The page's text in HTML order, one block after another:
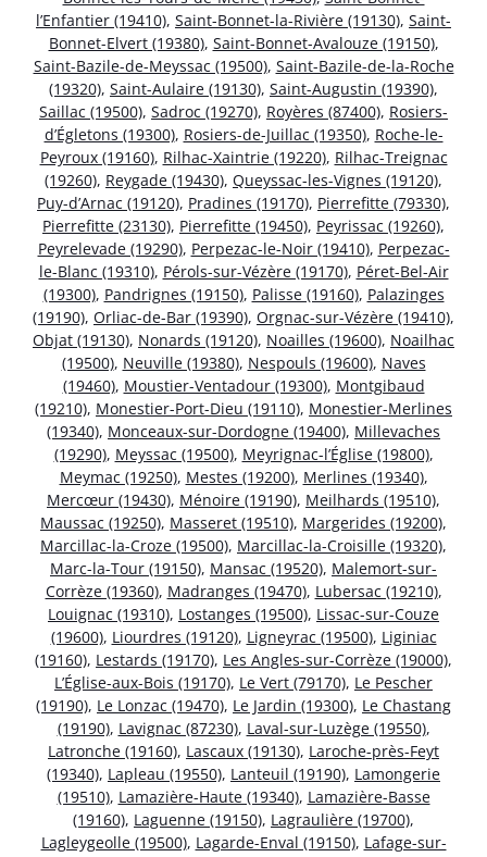
l’Enfantier (19410), Saint-Bonnet-la-Rivière (19130), Saint-
Bonnet-Elvert (19380), Saint-Bonnet-Avalouze (19150),
Saint-Bazile-de-Meyssac (19500), Saint-Bazile-de-la-Roche
(19320), Saint-Aulaire (19130), Saint-Augustin (19390),
Saillac (19500), Sadroc (19270), Royères (87400), Rosiers-
d’Égletons (19300), Rosiers-de-Juillac (19350), Roche-le-
Peyroux (19160), Rilhac-Xaintrie (19220), Rilhac-Treignac
(19260), Reygade (19430), Queyssac-les-Vignes (19120),
Puy-d’Arnac (19120), Pradines (19170), Pierrefitte (79330),
Pierrefitte (23130), Pierrefitte (19450), Peyrissac (19260),
Peyrelevade (19290), Perpezac-le-Noir (19410), Perpezac-
le-Blanc (19310), Pérols-sur-Vézère (19170), Péret-Bel-Air
(19300), Pandrignes (19150), Palisse (19160), Palazinges
(19190), Orliac-de-Bar (19390), Orgnac-sur-Vézère (19410),
Objat (19130), Nonards (19120), Noailles (19600), Noailhac
(19500), Neuville (19380), Nespouls (19600), Naves
(19460), Moustier-Ventadour (19300), Montgibaud
(19210), Monestier-Port-Dieu (19110), Monestier-Merlines
(19340), Monceaux-sur-Dordogne (19400), Millevaches
(19290), Meyssac (19500), Meyrignac-l’Église (19800),
Meymac (19250), Mestes (19200), Merlines (19340),
Mercœur (19430), Ménoire (19190), Meilhards (19510),
Maussac (19250), Masseret (19510), Margerides (19200),
Marcillac-la-Croze (19500), Marcillac-la-Croisille (19320),
Marc-la-Tour (19150), Mansac (19520), Malemort-sur-
Corrèze (19360), Madranges (19470), Lubersac (19210),
Louignac (19310), Lostanges (19500), Lissac-sur-Couze
(19600), Liourdres (19120), Ligneyrac (19500), Liginiac
(19160), Lestards (19170), Les Angles-sur-Corrèze (19000),
L’Église-aux-Bois (19170), Le Vert (79170), Le Pescher
(19190), Le Lonzac (19470), Le Jardin (19300), Le Chastang
(19190), Lavignac (87230), Laval-sur-Luzège (19550),
Latronche (19160), Lascaux (19130), Laroche-près-Feyt
(19340), Lapleau (19550), Lanteuil (19190), Lamongerie
(19510), Lamazière-Haute (19340), Lamazière-Basse
(19160), Laguenne (19150), Lagraulière (19700),
Lagleygeolle (19500), Lagarde-Enval (19150), Lafage-sur-